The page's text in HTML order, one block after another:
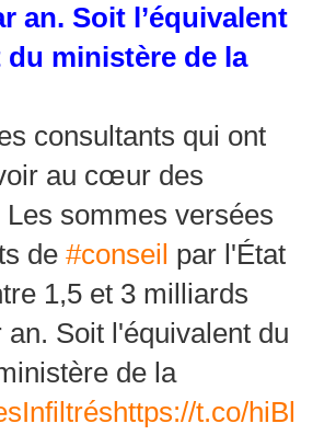
an. Soit l’équivalent
ministère de la
consultants qui ont
au cœur des
sommes versées
de #conseil par l'État
1,5 et 3 milliards
an. Soit l'équivalent du
de la
https://t.co/hiBl